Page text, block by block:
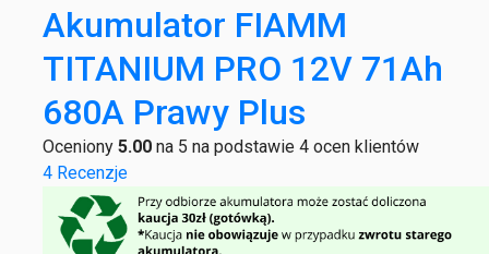
Akumulator FIAMM
TITANIUM PRO 12V 71Ah
680A Prawy Plus
Oceniony 5.00 na 5 na podstawie 4 ocen klientów
4 Recenzje